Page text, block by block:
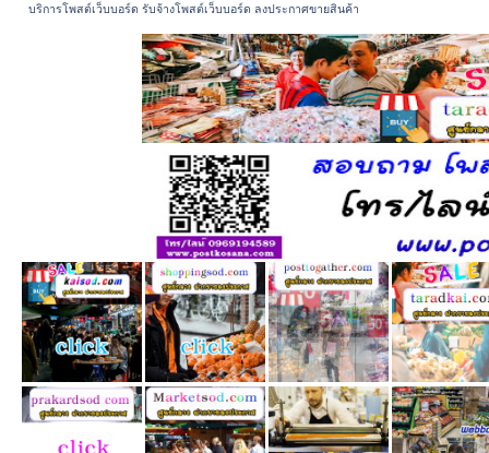
บริการโพสต์เว็บบอร์ด รับจ้างโพสต์เว็บบอร์ด ลงประกาศขายสินค้า